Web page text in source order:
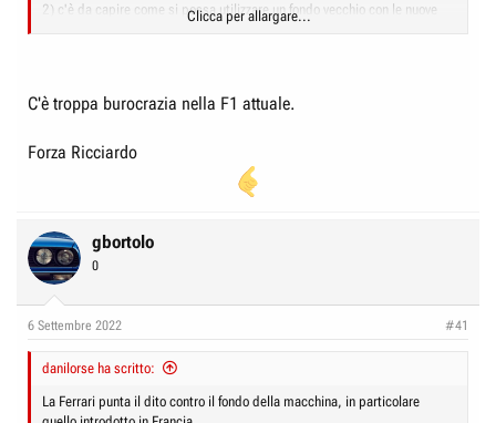
2) c'è da capire come si possa utilizzare un fondo vecchio con le nuove
altezze e i nuovi settaggi sospensivi/telaistici richiesti dalla famigerata
colorita.
Mi auguro comunque che abbiano capito quale sia il reale problema alla
base di assetti imperfetti e mangia-gomme e possano porre rimedio
Clicca per allargare...
C'è troppa burocrazia nella F1 attuale.
Forza Ricciardo
gbortolo
0
6 Settembre 2022 #41
danilorse ha scritto:
La Ferrari punta il dito contro il fondo della macchina, in particolare